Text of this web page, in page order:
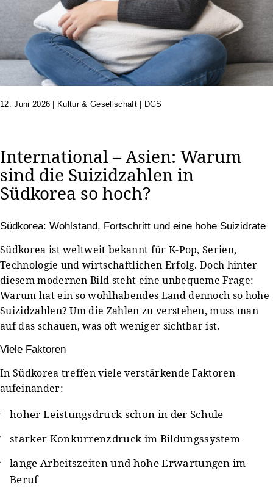
12. Juni 2026 Kultur & Gesellschaft | DGS
International – Asien: Warum
sind die Suizidzahlen in
Südkorea so hoch?
Südkorea: Wohlstand, Fortschritt und eine hohe Suizidrate
Südkorea ist weltweit bekannt für K-Pop, Serien,
Technologie und wirtschaftlichen Erfolg. Doch hinter
diesem modernen Bild steht eine unbequeme Frage:
Warum hat ein so wohlhabendes Land dennoch so hohe
Suizidzahlen? Um die Zahlen zu verstehen, muss man
auf das schauen, was oft weniger sichtbar ist.
Viele Faktoren
In Südkorea treffen viele verstärkende Faktoren
aufeinander:
hoher Leistungsdruck schon in der Schule
starker Konkurrenzdruck im Bildungssystem
lange Arbeitszeiten und hohe Erwartungen im
Beruf